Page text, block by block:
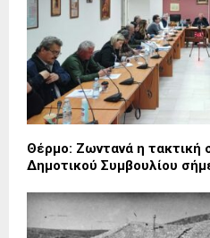
Θέρμο: Ζωντανά η τακτική
Δημοτικού Συμβουλίου